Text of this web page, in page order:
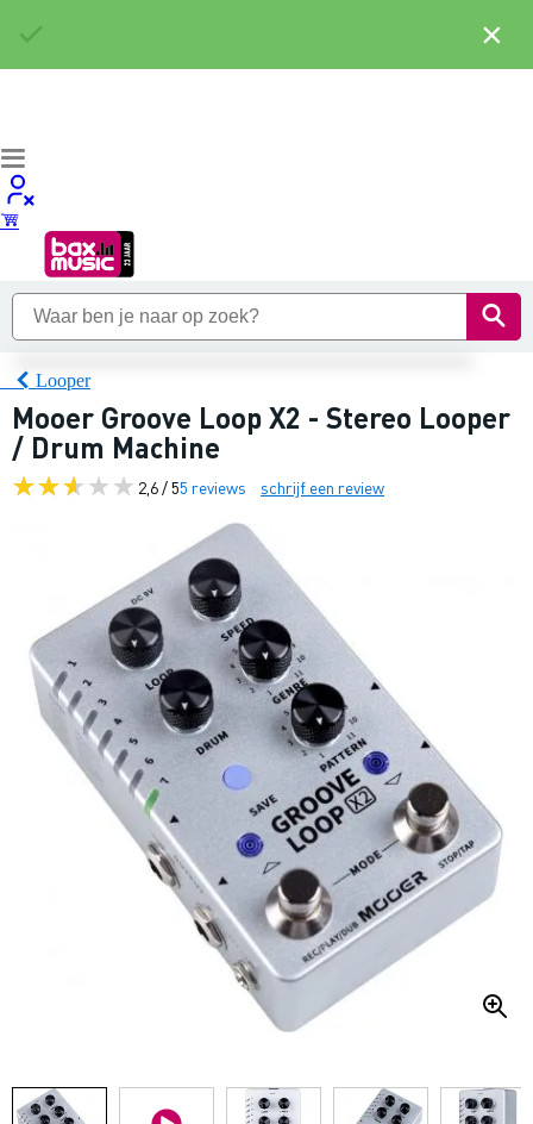
Looper
Mooer Groove Loop X2 - Stereo Looper
/ Drum Machine
2,6 / 55 reviews schrijf een review
×